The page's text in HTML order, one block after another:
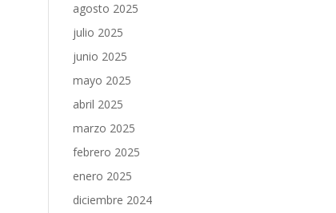
agosto 2025
julio 2025
junio 2025
mayo 2025
abril 2025
marzo 2025
febrero 2025
enero 2025
diciembre 2024